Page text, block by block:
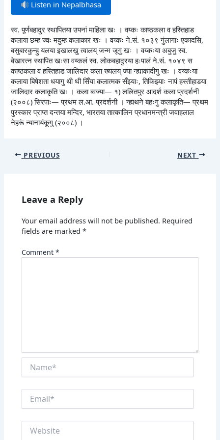
Listen in Nepalbhasa
स्व. पूर्णबहादुर स्थापितया उपनां माहिला खः । वय्कः काष्ठकला व हस्तिहाड
कलाया छम्ह ज्वः मदुम्ह कलाकार खः । वय्कः ने.सं. १०३९ गुंलागाः एकादसि,
बसुबारकुन्हु यलया इखालखु त्वालय् जन्म जूगु खः । वय्कःया अबुजु स्व.
बेखारत्न स्थापित खःसा वय्कलं स्व. लोकबहादुरया हःपालं ने.सं. १०४९ स
काष्ठकला व हस्तिहाड जालिदार कला ख्यलय् ज्या न्ह्याकादीगु खः । वय्कःया
कलाया बिषेशता धयागु थी थी सिँया कलात्मक सँझ्याः, तिकिझ्याः नापं हस्तीहाडया
जालिदार कलाकृति खः । कला ब्वज्या— १) ललितपुर आदर्श कला प्रदर्शनी
(२००८) सिरपाः— प्रथम ल.आ. प्रदर्शनी । न्ह्यथने बहःगु कलाकृति— प्रथम
पुरस्कार प्राप्त दन्तया मन्दिर, भारतया तात्कालिन प्रधानमन्त्री जवाहलाल
नेहरूं न्यानायंकूगु (२००८) ।
PREVIOUS NEXT
Leave a Reply
Your email address will not be published. Required
fields are marked*
Comment*